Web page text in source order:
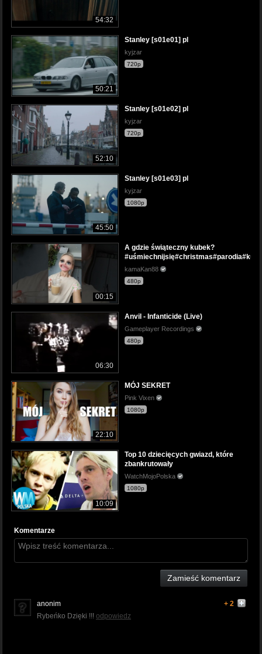
54:32
50:21
Stanley [s01e01] pl
kyjzar
720p
52:10
Stanley [s01e02] pl
kyjzar
720p
45:50
Stanley [s01e03] pl
kyjzar
1080p
00:15
A gdzie świąteczny kubek?
kamaKan88
480p
06:30
Anvil - Infanticide (Live)
Gameplayer Recordings
480p
22:10
MÓJ SEKRET
Pink Vixen
1080p
10:09
Top 10 dziecięcych gwiazd, które
zbankrutowały
WatchMojoPolska
1080p
Komentarze
Zamieść komentarz
anonim
+ 2
Rybeńko Dzięki !!! odpowiedz